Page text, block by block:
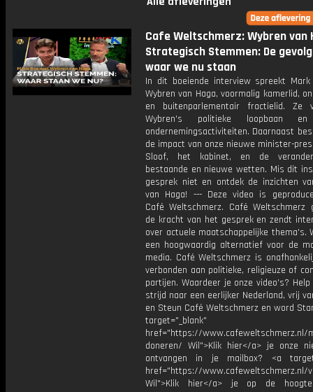
Cafe Weltschmerz: Wybren van
Strategisch Stemmen: De
waar we nu staan
In dit boeiende interview spreekt
Wybren van Haga, voormalig kamerlid,
en buitenparlementair fractielid. Ze
Wybren's politieke loopbaan en
ondernemingsactiviteiten. Daarnaast
de impact van onze nieuwe minister-
Sloof, het kabinet, en de
bestaande en nieuwe wetten. Mis dit
gesprek niet en ontdek de inzichten
van Haga! --- Deze video is
Café Weltschmerz. Café Weltschmerz
de kracht van het gesprek en zendt
over actuele maatschappelijke thema's.
een hoogwaardig alternatief voor de
media. Café Weltschmerz is
verbonden aan politieke, religieuze of
partijen. Waardeer je onze video's?
strijd naar een eerlijker Nederland, vrij
en Steun Café Weltschmerz en word
target="_blank"
href="https://www.cafeweltschmerz.nl/
doneren/ Wil">Klik hier</a> je onze
ontvangen in je mailbox? <a
href="https://www.cafeweltschmerz.nl/
Wil">Klik hier</a> je op de